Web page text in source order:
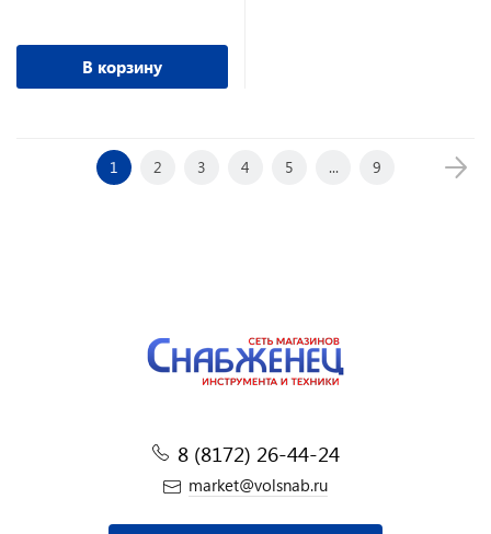
В корзину
1 2 3 4 5 ... 9
8 (8172) 26-44-24
market@volsnab.ru